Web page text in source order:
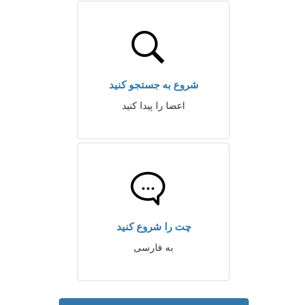
شروع به جستجو کنید
اعضا را پیدا کنید
چت را شروع کنید
به فارسی